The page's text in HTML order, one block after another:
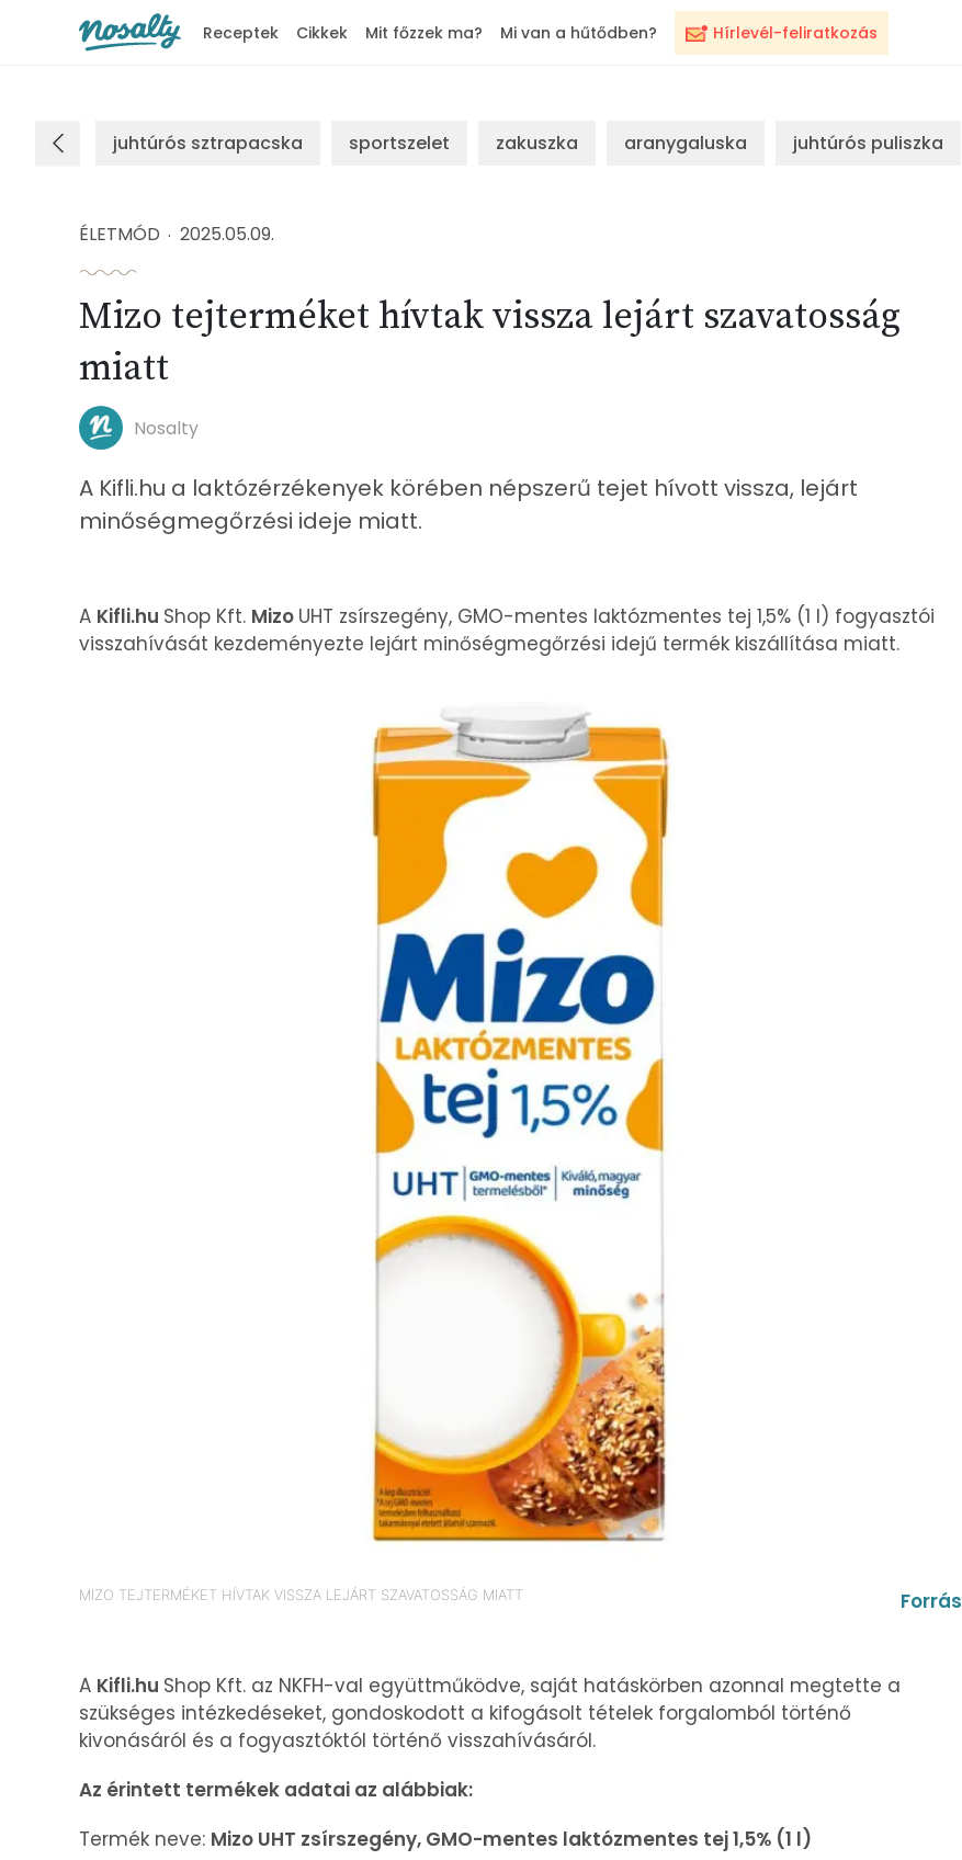
Hírlevél-feliratkozás
Receptek Cikkek Mit főzzek ma? Mi van a hűtődben?
juhtúrós sztrapacska sportszelet zakuszka aranygaluska juhtúrós puliszka
ÉLETMÓD 2025.05.09.
Mizo tejterméket hívtak vissza lejárt szavatosság
miatt
Nosalty
A Kifli.hu a laktózérzékenyek körében népszerű tejet hívott vissza, lejárt
minőségmegőrzési ideje miatt.
A Kifli.hu Shop Kft. Mizo UHT zsírszegény, GMO-mentes laktózmentes tej 1,5% (1 l) fogyasztói
visszahívását kezdeményezte lejárt minőségmegőrzési idejű termék kiszállítása miatt.
MIZO TEJTERMÉKET HÍVTAK VISSZA LEJÁRT SZAVATOSSÁG MIATT Forrás
A Kifli.hu Shop Kft. az NKFH-val együttműködve, saját hatáskörben azonnal megtette a
szükséges intézkedéseket, gondoskodott a kifogásolt tételek forgalomból történő
kivonásáról és a fogyasztóktól történő visszahívásáról.
Az érintett termékek adatai az alábbiak:
Termék neve: Mizo UHT zsírszegény, GMO-mentes laktózmentes tej 1,5% (1 l)